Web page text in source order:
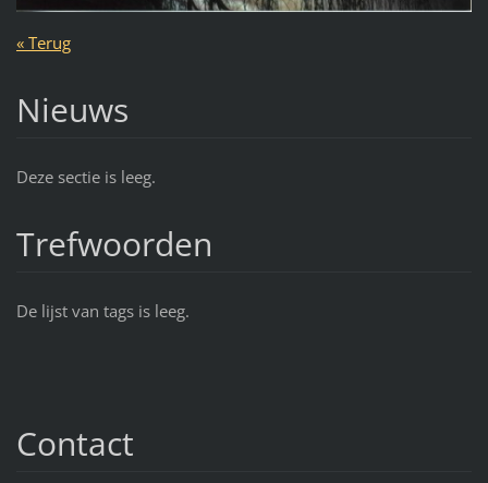
« Terug
Nieuws
Deze sectie is leeg.
Trefwoorden
De lijst van tags is leeg.
Contact